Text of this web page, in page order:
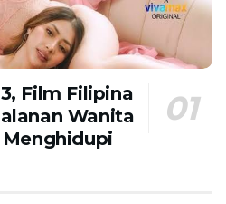
Film Filipina
Wanita